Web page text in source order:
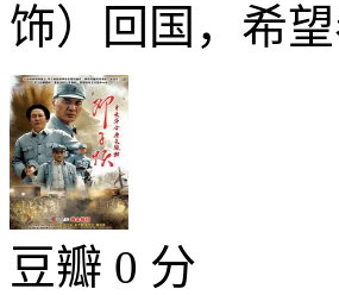
饰）回国，希
豆瓣 0 分